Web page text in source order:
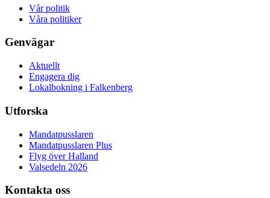
Vår politik
Våra politiker
Genvägar
Aktuellt
Engagera dig
Lokalbokning i Falkenberg
Utforska
Mandatpusslaren
Mandatpusslaren Plus
Flyg över Halland
Valsedeln 2026
Kontakta oss